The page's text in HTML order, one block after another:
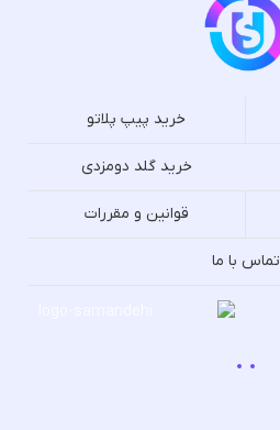
خرید پیپ پلاتو
خرید گلد دومزدی
قوانین و مقررات
تماس با ما